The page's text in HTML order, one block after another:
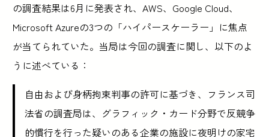
の調査結果は6月に発表され、AWS、Google Cloud、
Microsoft Azureの3つの「ハイパースケーラー」に焦点
が当てられていた。当局は今回の調査に関し、以下のよ
うに述べている：
自由および身柄拘束判事の許可に基づき、フランス司
法省の調査局は、グラフィック・カード分野で反競争
的慣行を行った疑いのある企業の施設に夜明けの家宅